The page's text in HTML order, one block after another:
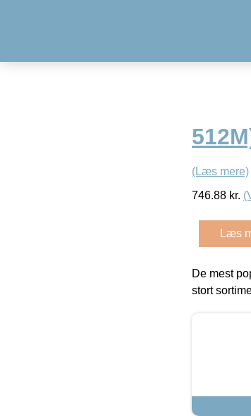
(Læs mere)
746.88 kr.
Læs
De mest
stort